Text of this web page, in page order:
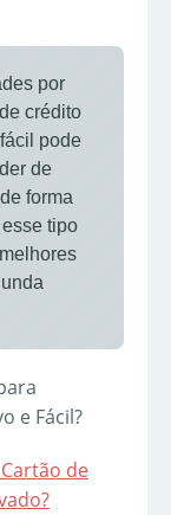
por
crédito
pode
de
forma
tipo
e Fácil?
de